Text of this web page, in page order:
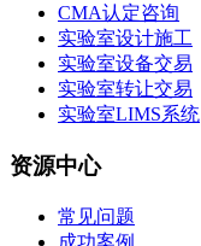
CMA认定咨询
实验室设计施工
实验室设备交易
实验室转让交易
实验室LIMS系统
资源中心
常见问题
成功案例